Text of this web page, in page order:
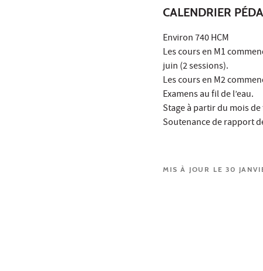
CALENDRIER
Environ 740 HCM
Les cours en M1
juin (2 sessions).
Les cours en M2
Examens au fil de l’eau.
Stage à partir du mois
Soutenance de rapport
MIS À JOUR LE 30